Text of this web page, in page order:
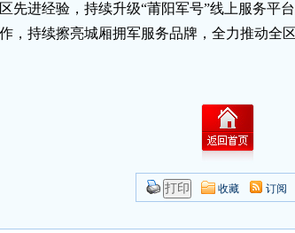
先进经验，持续升级“莆阳军号”线上服务平
，持续擦亮城厢拥军服务品牌，全力推动全
收藏 订阅